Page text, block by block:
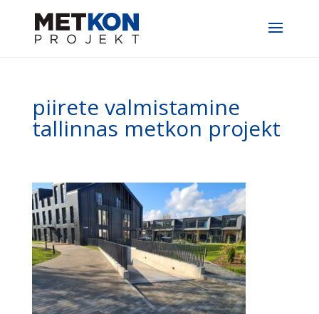
piirete valmistamine
tallinnas metkon projekt